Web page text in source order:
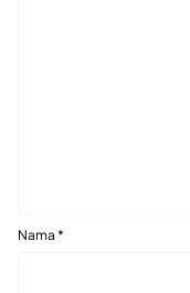
Nama *